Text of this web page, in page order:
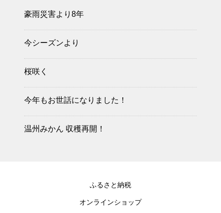
豪雨災害より8年
今シーズンより
桜咲く
今年もお世話になりました！
温州みかん 収穫再開！
ふるさと納税
オンラインショップ